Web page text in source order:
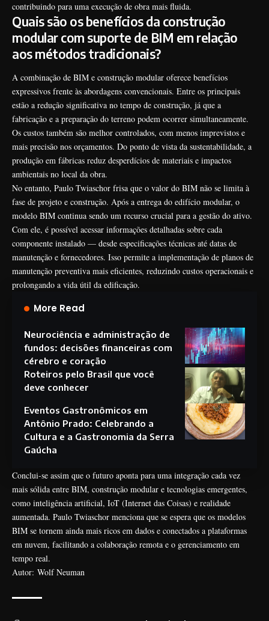
contribuindo para uma execução de obra mais fluida.
Quais são os benefícios da construção
modular com suporte de BIM em relação
aos métodos tradicionais?
A combinação de BIM e construção modular oferece benefícios
expressivos frente às abordagens convencionais. Entre os principais
estão a redução significativa no tempo de construção, já que a
fabricação e a preparação do terreno podem ocorrer simultaneamente.
Os custos também são melhor controlados, com menos imprevistos e
mais precisão nos orçamentos. Do ponto de vista da sustentabilidade, a
produção em fábricas reduz desperdícios de materiais e impactos
ambientais no local da obra.
No entanto, Paulo Twiaschor frisa que o valor do BIM não se limita à
fase de projeto e construção. Após a entrega do edifício modular, o
modelo BIM continua sendo um recurso crucial para a gestão do ativo.
Com ele, é possível acessar informações detalhadas sobre cada
componente instalado — desde especificações técnicas até datas de
manutenção e fornecedores. Isso permite a implementação de planos de
manutenção preventiva mais eficientes, reduzindo custos operacionais e
prolongando a vida útil da edificação.
More Read
Neurociência e administração de
fundos: decisões financeiras com
cérebro e coração
Roteiros pelo Brasil que você
deve conhecer
Eventos Gastronômicos em
Antônio Prado: Celebrando a
Cultura e a Gastronomia da Serra
Gaúcha
Conclui-se assim que o futuro aponta para uma integração cada vez
mais sólida entre BIM, construção modular e tecnologias emergentes,
como inteligência artificial, IoT (Internet das Coisas) e realidade
aumentada. Paulo Twiaschor menciona que se espera que os modelos
BIM se tornem ainda mais ricos em dados e conectados a plataformas
em nuvem, facilitando a colaboração remota e o gerenciamento em
tempo real.
Autor: Wolf Neuman